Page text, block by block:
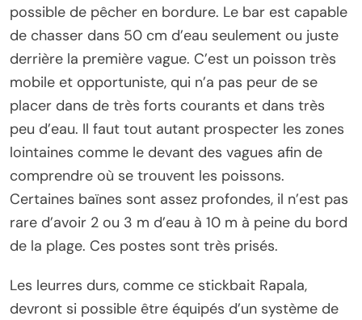
possible de pêcher en bordure. Le bar est capable
de chasser dans 50 cm d’eau seulement ou juste
derrière la première vague. C’est un poisson très
mobile et opportuniste, qui n’a pas peur de se
placer dans de très forts courants et dans très
peu d’eau. Il faut tout autant prospecter les zones
lointaines comme le devant des vagues afin de
comprendre où se trouvent les poissons.
Certaines baïnes sont assez profondes, il n’est pas
rare d’avoir 2 ou 3 m d’eau à 10 m à peine du bord
de la plage. Ces postes sont très prisés.
Les leurres durs, comme ce stickbait Rapala,
devront si possible être équipés d’un système de